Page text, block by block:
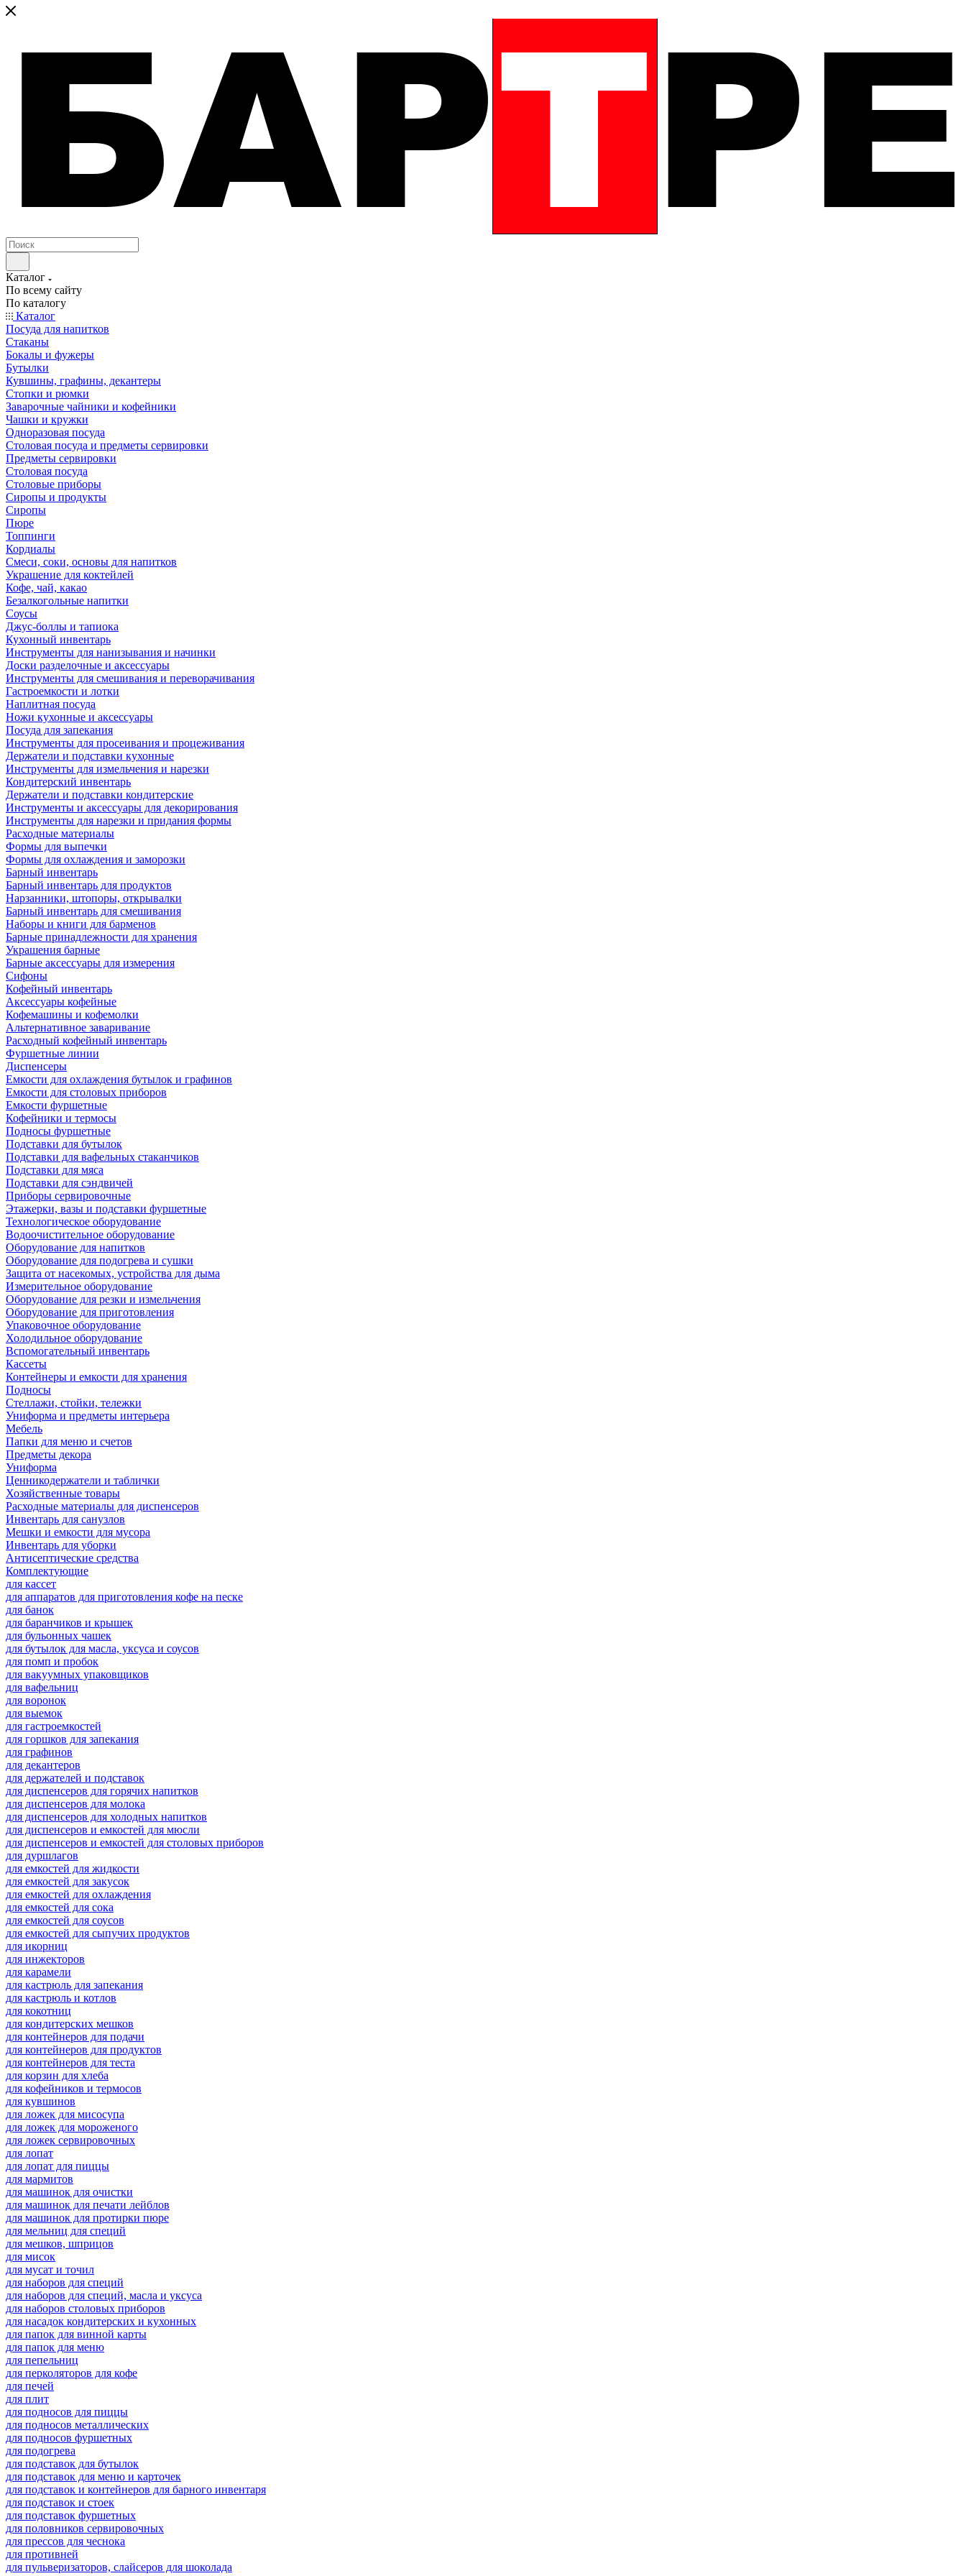
Каталог
По всему сайту
По каталогу
Каталог
Посуда для напитков
Стаканы
Бокалы и фужеры
Бутылки
Кувшины, графины, декантеры
Стопки и рюмки
Заварочные чайники и кофейники
Чашки и кружки
Одноразовая посуда
Столовая посуда и предметы сервировки
Предметы сервировки
Столовая посуда
Столовые приборы
Сиропы и продукты
Сиропы
Пюре
Топпинги
Кордиалы
Смеси, соки, основы для напитков
Украшение для коктейлей
Кофе, чай, какао
Безалкогольные напитки
Соусы
Джус-боллы и тапиока
Кухонный инвентарь
Инструменты для нанизывания и начинки
Доски разделочные и аксессуары
Инструменты для смешивания и переворачивания
Гастроемкости и лотки
Наплитная посуда
Ножи кухонные и аксессуары
Посуда для запекания
Инструменты для просеивания и процеживания
Держатели и подставки кухонные
Инструменты для измельчения и нарезки
Кондитерский инвентарь
Держатели и подставки кондитерские
Инструменты и аксессуары для декорирования
Инструменты для нарезки и придания формы
Расходные материалы
Формы для выпечки
Формы для охлаждения и заморозки
Барный инвентарь
Барный инвентарь для продуктов
Нарзанники, штопоры, открывалки
Барный инвентарь для смешивания
Наборы и книги для барменов
Барные принадлежности для хранения
Украшения барные
Барные аксессуары для измерения
Сифоны
Кофейный инвентарь
Аксессуары кофейные
Кофемашины и кофемолки
Альтернативное заваривание
Расходный кофейный инвентарь
Фуршетные линии
Диспенсеры
Емкости для охлаждения бутылок и графинов
Емкости для столовых приборов
Емкости фуршетные
Кофейники и термосы
Подносы фуршетные
Подставки для бутылок
Подставки для вафельных стаканчиков
Подставки для мяса
Подставки для сэндвичей
Приборы сервировочные
Этажерки, вазы и подставки фуршетные
Технологическое оборудование
Водоочистительное оборудование
Оборудование для напитков
Оборудование для подогрева и сушки
Защита от насекомых, устройства для дыма
Измерительное оборудование
Оборудование для резки и измельчения
Оборудование для приготовления
Упаковочное оборудование
Холодильное оборудование
Вспомогательный инвентарь
Кассеты
Контейнеры и емкости для хранения
Подносы
Стеллажи, стойки, тележки
Униформа и предметы интерьера
Мебель
Папки для меню и счетов
Предметы декора
Униформа
Ценникодержатели и таблички
Хозяйственные товары
Расходные материалы для диспенсеров
Инвентарь для санузлов
Мешки и емкости для мусора
Инвентарь для уборки
Антисептические средства
Комплектующие
для кассет
для аппаратов для приготовления кофе на песке
для банок
для баранчиков и крышек
для бульонных чашек
для бутылок для масла, уксуса и соусов
для помп и пробок
для вакуумных упаковщиков
для вафельниц
для воронок
для выемок
для гастроемкостей
для горшков для запекания
для графинов
для декантеров
для держателей и подставок
для диспенсеров для горячих напитков
для диспенсеров для молока
для диспенсеров для холодных напитков
для диспенсеров и емкостей для мюсли
для диспенсеров и емкостей для столовых приборов
для дуршлагов
для емкостей для жидкости
для емкостей для закусок
для емкостей для охлаждения
для емкостей для сока
для емкостей для соусов
для емкостей для сыпучих продуктов
для икорниц
для инжекторов
для карамели
для кастрюль для запекания
для кастрюль и котлов
для кокотниц
для кондитерских мешков
для контейнеров для подачи
для контейнеров для продуктов
для контейнеров для теста
для корзин для хлеба
для кофейников и термосов
для кувшинов
для ложек для мисосупа
для ложек для мороженого
для ложек сервировочных
для лопат
для лопат для пиццы
для мармитов
для машинок для очистки
для машинок для печати лейблов
для машинок для протирки пюре
для мельниц для специй
для мешков, шприцов
для мисок
для мусат и точил
для наборов для специй
для наборов для специй, масла и уксуса
для наборов столовых приборов
для насадок кондитерских и кухонных
для папок для винной карты
для папок для меню
для пепельниц
для перколяторов для кофе
для печей
для плит
для подносов для пиццы
для подносов металлических
для подносов фуршетных
для подогрева
для подставок для бутылок
для подставок для меню и карточек
для подставок и контейнеров для барного инвентаря
для подставок и стоек
для подставок фуршетных
для половников сервировочных
для прессов для чеснока
для противней
для пульверизаторов, слайсеров для шоколада